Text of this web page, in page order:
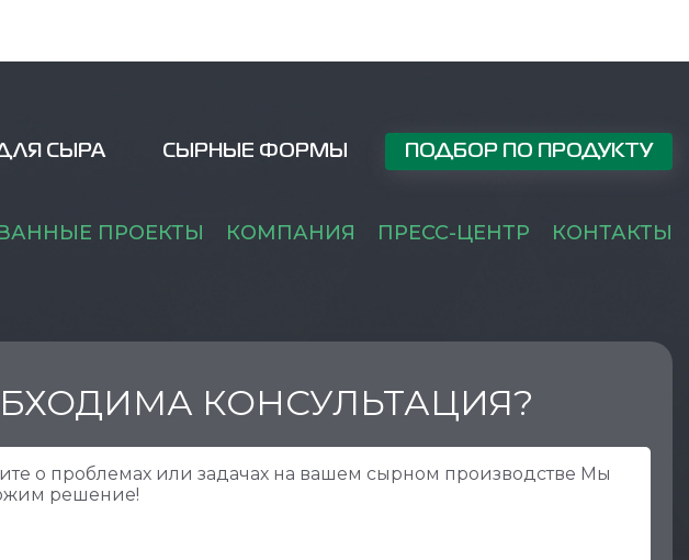
СЫРА СЫРНЫЕ ФОРМЫ ПОДБОР ПО ПРОДУКТУ
ПРОЕКТЫ КОМПАНИЯ ПРЕСС-ЦЕНТР КОНТАКТЫ
КОНСУЛЬТАЦИЯ?